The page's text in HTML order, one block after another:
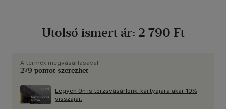
Utolsó ismert ár: 2 790 Ft
A termék megvásárlásával
279 pontot szerezhet
Legyen Ön is törzsvásárlónk, kártyájára akár 10%
visszajár.